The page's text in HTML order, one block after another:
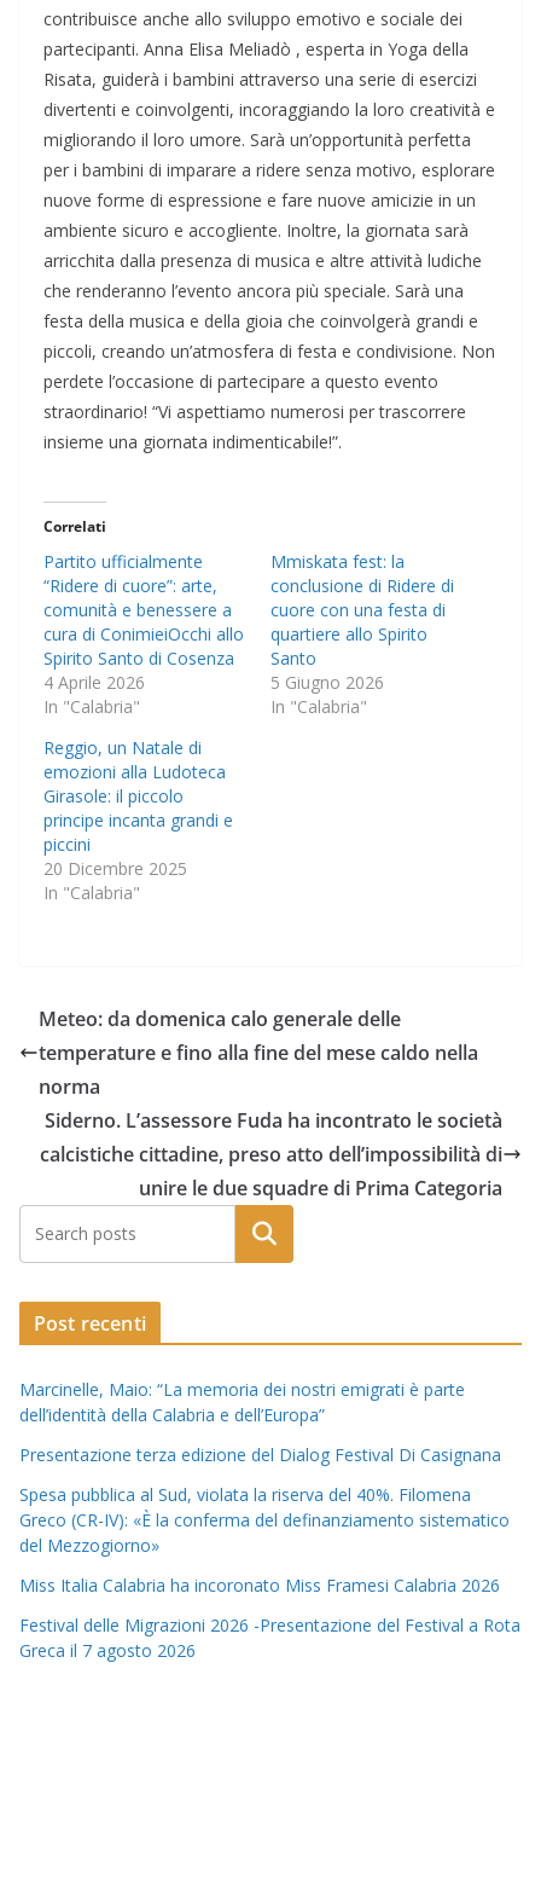
contribuisce anche allo sviluppo emotivo e sociale dei
partecipanti. Anna Elisa Meliadò , esperta in Yoga della
Risata, guiderà i bambini attraverso una serie di esercizi
divertenti e coinvolgenti, incoraggiando la loro creatività e
migliorando il loro umore. Sarà un’opportunità perfetta
per i bambini di imparare a ridere senza motivo, esplorare
nuove forme di espressione e fare nuove amicizie in un
ambiente sicuro e accogliente. Inoltre, la giornata sarà
arricchita dalla presenza di musica e altre attività ludiche
che renderanno l’evento ancora più speciale. Sarà una
festa della musica e della gioia che coinvolgerà grandi e
piccoli, creando un’atmosfera di festa e condivisione. Non
perdete l’occasione di partecipare a questo evento
straordinario! “Vi aspettiamo numerosi per trascorrere
insieme una giornata indimenticabile!”.
Correlati
Partito ufficialmente
“Ridere di cuore”: arte,
comunità e benessere a
cura di ConimieiOcchi allo
Spirito Santo di Cosenza
4 Aprile 2026
In "Calabria"
Mmiskata fest: la
conclusione di Ridere di
cuore con una festa di
quartiere allo Spirito
Santo
5 Giugno 2026
In "Calabria"
Reggio, un Natale di
emozioni alla Ludoteca
Girasole: il piccolo
principe incanta grandi e
piccini
20 Dicembre 2025
In "Calabria"
Meteo: da domenica calo generale delle
temperature e fino alla fine del mese caldo nella
norma
Siderno. L’assessore Fuda ha incontrato le società
calcistiche cittadine, preso atto dell’impossibilità di
unire le due squadre di Prima Categoria
Post recenti
Marcinelle, Maio: “La memoria dei nostri emigrati è parte
dell’identità della Calabria e dell’Europa”
Presentazione terza edizione del Dialog Festival Di Casignana
Spesa pubblica al Sud, violata la riserva del 40%. Filomena
Greco (CR-IV): «È la conferma del definanziamento sistematico
del Mezzogiorno»
Miss Italia Calabria ha incoronato Miss Framesi Calabria 2026
Festival delle Migrazioni 2026 -Presentazione del Festival a Rota
Greca il 7 agosto 2026